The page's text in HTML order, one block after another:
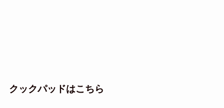
クックパッドはこちら